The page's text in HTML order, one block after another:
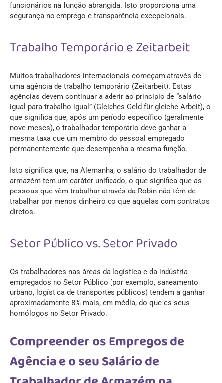
funcionários na função abrangida. Isto proporciona uma
segurança no emprego e transparência excepcionais.
Trabalho Temporário e Zeitarbeit
Muitos trabalhadores internacionais começam através de
uma agência de trabalho temporário (Zeitarbeit). Estas
agências devem continuar a aderir ao princípio de “salário
igual para trabalho igual” (Gleiches Geld für gleiche Arbeit), o
que significa que, após um período específico (geralmente
nove meses), o trabalhador temporário deve ganhar a
mesma taxa que um membro do pessoal empregado
permanentemente que desempenha a mesma função.
Isto significa que, na Alemanha, o salário do trabalhador de
armazém tem um caráter unificado, o que significa que as
pessoas que vêm trabalhar através da Robin não têm de
trabalhar por menos dinheiro do que aquelas com contratos
diretos.
Setor Público vs. Setor Privado
Os trabalhadores nas áreas da logística e da indústria
empregados no Setor Público (por exemplo, saneamento
urbano, logística de transportes públicos) tendem a ganhar
aproximadamente 8% mais, em média, do que os seus
homólogos no Setor Privado.
Compreender os Empregos de
Agência e o seu Salário de